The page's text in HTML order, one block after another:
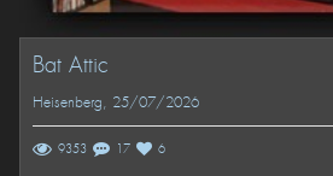
Bat Attic
Heisenberg, 25/07/2026
9353 17 6